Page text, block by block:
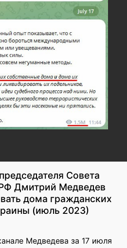
Совета
Дмитрий Медведев
дома гражданских
(июль 2023)
Медведева за 17 июля